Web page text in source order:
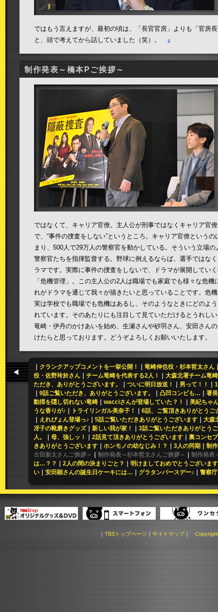
ではもう言えますが、最初の頃は、「長官官房」よりも「官房
と、頭で考えてから話していました（笑）。 』
制作発表～橋本Pご挨拶～
ではなくて、キャリア官僚。主人公が刑事ではなくキャリア官
で、“事件の捜査をしない”というところ。キャリア官僚という
まり、500人で29万人の警察官を動かしている。そういう立場
警察官たちを指揮監督する。野球に例えるならば、選手ではな
ラマです。実際に事件の捜査をしないで、ドラマが展開してい
「危機管理」。この主人公の2人は職場でも家庭でも様々な危
れがドラマを通じて我々が描きたいと思っていることです。危
実は学校でも職場でも危機はあるし、そのようなときにどのよ
れています。そのあたりにも注目して見ていただけるとうれし
竜崎・伊丹のかけあいを始め、生瀬さんや砂羽さん、安田さん
けたらと思っております。どうぞよろしくお願いいたします。
｜ クランクアップコメントを一挙公開！ ｜ 竜崎伸也役・杉本哲太さん
役・佐野玲於さん ｜ チーム竜崎を代表する2人！ ｜ 大森北署チーム竜崎
ただき、ありがとうございます。
｜ ついに明日放送！ ｜ 男って！！ ｜
｜ 9話ご覧いただき、ありがとうございます。 ｜ 凸凹コンビも… ｜ 署
動揺を隠し切れない竜崎 ｜ wacciさんが登場していた？！ ｜ 美紀ちゃ
うな香りが♪ ｜ トライリンガル美奈子！ ｜ 6話、ご覧頂きありがとうご
｜ えれぴょん登場っ♪ ｜ 5話ご覧いただきありがとうございます ｜ 大森
冴子の靴磨きグッズ｜ 新しい我が家！ ｜ 3話ご覧いただきありがとう
人。
｜ 母、強しッ！ ｜ 2話見て頂きありがとうございます ｜ 裏コンセ
きありがとうございます ｜ ホンモノの幼なじみ！？ ｜ 3人の同期 ｜ 制
古田新太さんご挨拶～ ｜ 制作発表～杉本哲太さんご挨拶～ ｜ 制作発表
は…？？ ｜ 2人の間の決まりごと？ ｜ 明けましておめでとうございま
い ｜ 安田顕さんの誕生日ケーキには… ｜ グラタンバースデー♪ ｜ 警察
｜ TBSトップページ ｜ サイトマップ｜ Copyright